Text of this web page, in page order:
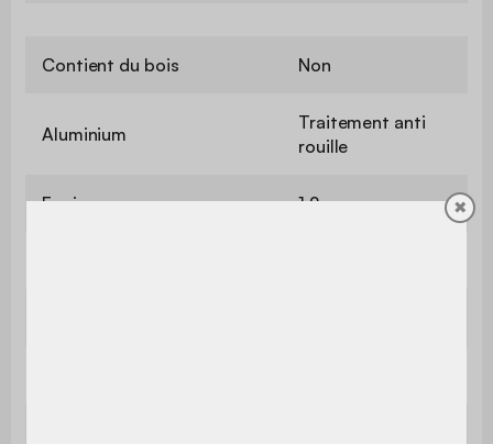
Contient du bois Non
Aluminium
Traitement anti
rouille
Epaisseur 1,2 mm ✖